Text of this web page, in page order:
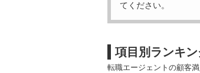
てください。
項目別ランキ
転職エージェントの顧客